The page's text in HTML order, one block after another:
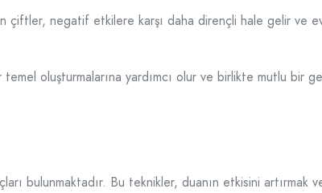
negatif etkilere karşı daha dirençli hale gelir ve
oluşturmalarına yardımcı olur ve birlikte mutlu bir
bulunmaktadır. Bu teknikler, duanın etkisini artırmak